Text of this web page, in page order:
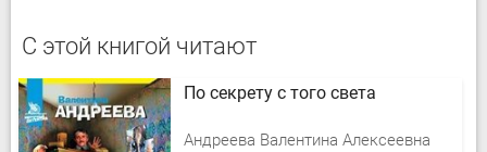
С этой книгой читают
По секрету с того света
Андреева Валентина Алексеевна